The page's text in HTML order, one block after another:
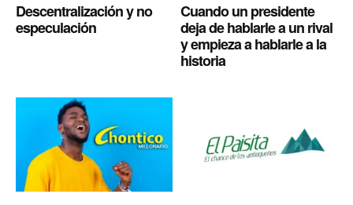
Descentralización y no
especulación
Cuando un presidente
deja de hablarle a un rival
y empieza a hablarle a la
historia